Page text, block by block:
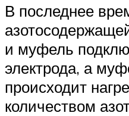
В последнее
и муфель
электрода, а
происходит
количеством